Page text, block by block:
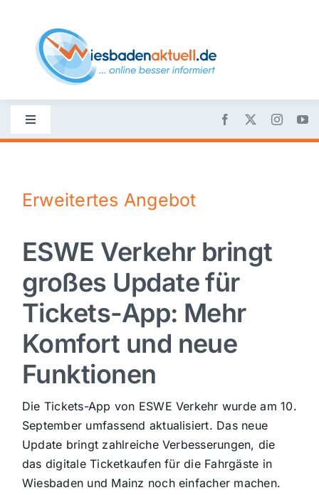
content
Toggle
Navigation
Nachrichten
Politik
Wirtschaft
Sport
Panorama
Mein Stadtteil
Erweitertes Angebot
ESWE Verkehr bringt
großes Update für
Tickets-App: Mehr
Komfort und neue
Funktionen
Die Tickets-App von ESWE Verkehr wurde am 10.
September umfassend aktualisiert. Das neue
Update bringt zahlreiche Verbesserungen, die
das digitale Ticketkaufen für die Fahrgäste in
Wiesbaden und Mainz noch einfacher machen.